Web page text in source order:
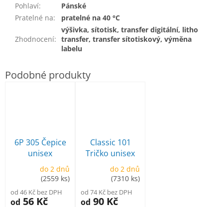
Pohlaví:
Pánské
Pratelné na: pratelné na 40 °C
Zhodnocení:
výšivka, sítotisk, transfer digitální, litho
transfer, transfer sítotiskový, výměna
labelu
6P 305 Čepice
unisex
do 2 dnů
(2559 ks)
od 46 Kč bez DPH
od 56 Kč
Classic 101
Tričko unisex
160gr
do 2 dnů
(7310 ks)
od 74 Kč bez DPH
od 90 Kč